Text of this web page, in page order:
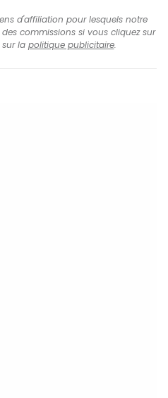
d'affiliation pour lesquels notre
commissions si vous cliquez sur
la politique publicitaire.